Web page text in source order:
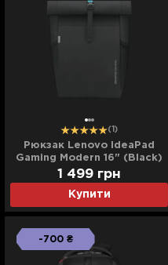
(1)
Рюкзак Lenovo IdeaPad
Gaming Modern 16" (Black)
Купити
1 499 грн
-700 ₴